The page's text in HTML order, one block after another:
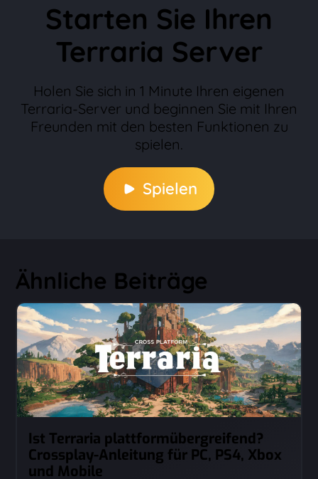
Starten Sie Ihren
Terraria Server
Holen Sie sich in 1 Minute Ihren eigenen
Terraria-Server und beginnen Sie mit Ihren
Freunden mit den besten Funktionen zu
spielen.
Spielen
Ähnliche Beiträge
Ist Terraria plattformübergreifend?
Crossplay-Anleitung für PC, PS4, Xbox
und Mobile